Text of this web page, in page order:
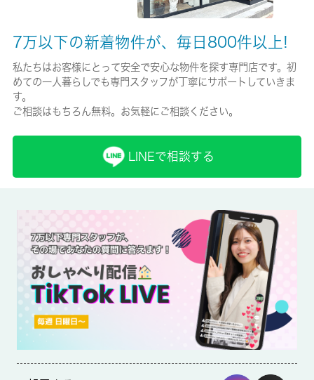
保険加入/料金
有/26680円
保険名/保険期間
-/2年
保証会社の利用 利用料の100％～120％
賃貸区分/契約期間
一般/-
取引形態
7万以下の新着物件が、毎日800件以上!
私たちはお客様にとって安全で安心な物件を探す専門店です。初
めての一人暮らしでも専門スタッフが丁寧にサポートしていきま
す。
ご相談はもちろん無料。お気軽にご相談ください。
LINEで相談する